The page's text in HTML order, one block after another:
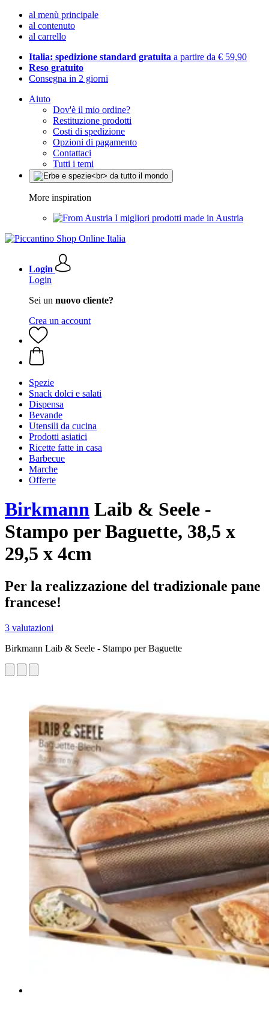
al menù principale
al contenuto
al carrello
Italia: spedizione standard gratuita a partire da € 59,90
Reso gratuito
Consegna in 2 giorni
Aiuto
Dov'è il mio ordine?
Restituzione prodotti
Costi di spedizione
Opzioni di pagamento
Contattaci
Tutti i temi
More inspiration
I migliori prodotti made in Austria
Login
Login
Sei un nuovo cliente?
Crea un account
Spezie
Snack dolci e salati
Dispensa
Bevande
Utensili da cucina
Prodotti asiatici
Ricette fatte in casa
Barbecue
Marche
Offerte
Birkmann Laib & Seele -
Stampo per Baguette, 38,5 x
29,5 x 4cm
Per la realizzazione del tradizionale pane
francese!
3 valutazioni
Birkmann Laib & Seele - Stampo per Baguette